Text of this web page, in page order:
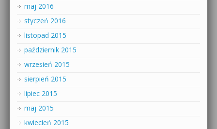
maj 2016
styczeń 2016
listopad 2015
październik 2015
wrzesień 2015
sierpień 2015
lipiec 2015
maj 2015
kwiecień 2015